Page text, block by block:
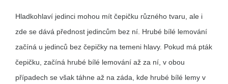
Hladkohlaví jedinci mohou mít čepičku různého tvaru, ale i
zde se dává přednost jedincům bez ní. Hrubé bílé lemování
začíná u jedinců bez čepičky na temeni hlavy. Pokud má pták
čepičku, začíná hrubé bílé lemování až za ní, v obou
případech se však táhne až na záda, kde hrubé bílé lemy v